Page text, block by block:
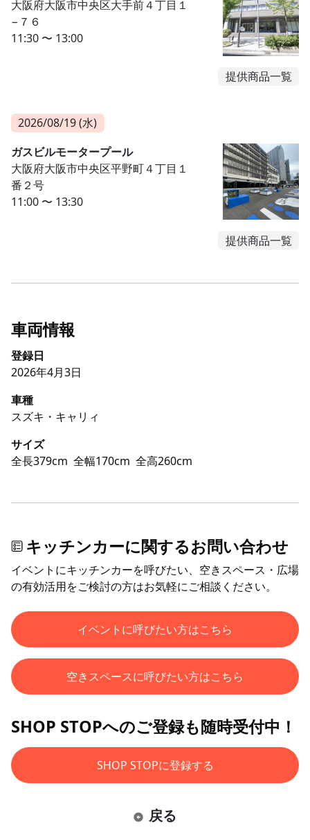
大阪府大阪市中央区大手前４丁目１
−７６
11:30 〜 13:00
提供商品一覧
2026/08/19 (水)
ガスビルモータープール
大阪府大阪市中央区平野町４丁目１
番２号
11:00 〜 13:30
提供商品一覧
車両情報
登録日
2026年4月3日
車種
スズキ・キャリィ
サイズ
全長379cm 全幅170cm 全高260cm
キッチンカーに関するお問い合わせ
イベントにキッチンカーを呼びたい、空きスペース・広場
の有効活用をご検討の方はお気軽にご相談ください。
イベントに呼びたい方はこちら
空きスペースに呼びたい方はこちら
SHOP STOPへのご登録も随時受付中！
SHOP STOPに登録する
戻る